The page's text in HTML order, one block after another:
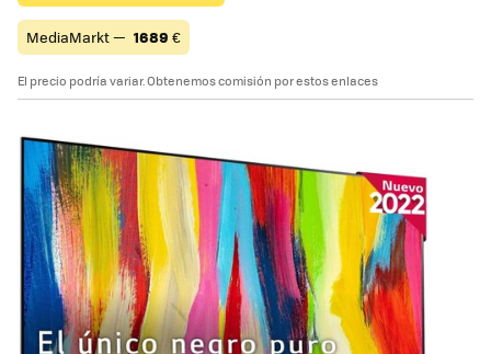
MediaMarkt — 1689 €
El precio podría variar. Obtenemos comisión por estos enlaces